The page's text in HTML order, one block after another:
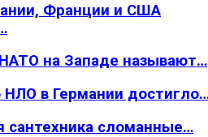
Франции и США
на Западе называют…
НЛО в Германии
сантехника сломанные…